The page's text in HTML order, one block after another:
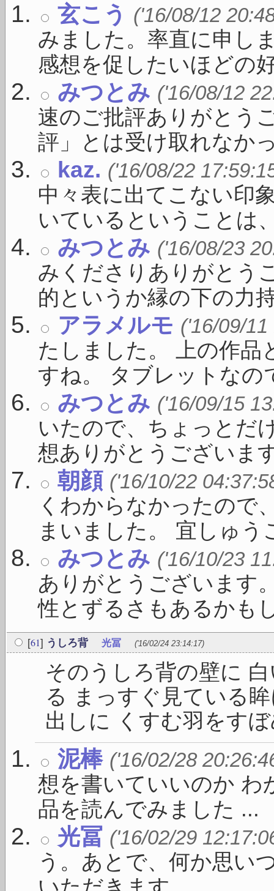
玄こう ('16/08/12
みました。率直に申し
感想を促したいほどの
みつとみ ('16/08/12
速のご批評ありがとう
評」とは受け取れなか
kaz. ('16/08/22
中々表に出てこない印
いているということは
みつとみ ('16/08/23
みくださりありがとう
的というか縁の下の力
アラメルモ ('16/09/
たしました。 上の作品
すね。 タブレットなの
みつとみ ('16/09/15
いたので、ちょっとだ
想ありがとうございま
朝顔 ('16/10/22
くわからなかったので
まいました。 宜しゅう
みつとみ ('16/10/23
ありがとうございます
性とずるさもあるかも
[61] うしろ背 光冨 ('16/02/24 23:14:17)
そのうしろ背の壁に
る まっすぐ見ている
出しに くすむ羽をす
泥棒 ('16/02/28
想を書いていいのか わ
品を読んでみました ...
光冨 ('16/02/29
う。あとで、何か思い